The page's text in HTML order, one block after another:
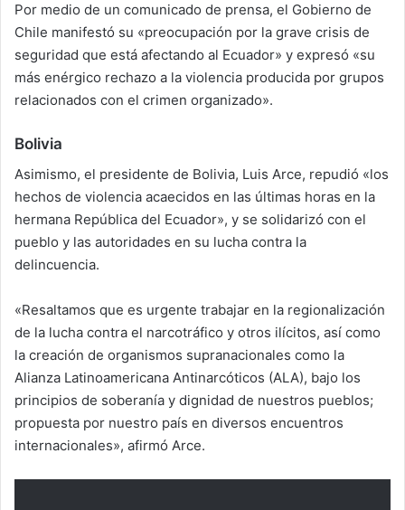
Por medio de un comunicado de prensa, el Gobierno de
Chile manifestó su «preocupación por la grave crisis de
seguridad que está afectando al Ecuador» y expresó «su
más enérgico rechazo a la violencia producida por grupos
relacionados con el crimen organizado».
Bolivia
Asimismo, el presidente de Bolivia, Luis Arce, repudió «los
hechos de violencia acaecidos en las últimas horas en la
hermana República del Ecuador», y se solidarizó con el
pueblo y las autoridades en su lucha contra la
delincuencia.
«Resaltamos que es urgente trabajar en la regionalización
de la lucha contra el narcotráfico y otros ilícitos, así como
la creación de organismos supranacionales como la
Alianza Latinoamericana Antinarcóticos (ALA), bajo los
principios de soberanía y dignidad de nuestros pueblos;
propuesta por nuestro país en diversos encuentros
internacionales», afirmó Arce.